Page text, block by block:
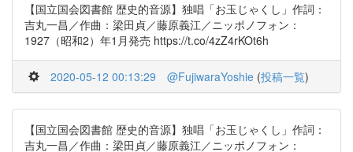
【国立国会図書館 歴史的音源】独唱「お玉じゃくし」作詞：
吉丸一昌／作曲：梁田貞／藤原義江／ニッポノフォン：
1927（昭和2）年1月発売 https://t.co/4zZ4rKOt6h
2020-05-12 00:13:29 @FujiwaraYoshie (投稿一覧)
【国立国会図書館 歴史的音源】独唱「お玉じゃくし」作詞：
吉丸一昌／作曲：梁田貞／藤原義江／ニッポノフォン：